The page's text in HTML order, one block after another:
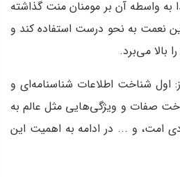
واسطه آن بر مومنان منت گذاشته
نعمت به نحو درست استفاده کند و
بالا می‌برد.
اول شناخت اطلاعات شناسنامه‌ای و
صفات و ویژگی‌هایی مثل عالم به
امت، و ... در ادامه به اهمیت این